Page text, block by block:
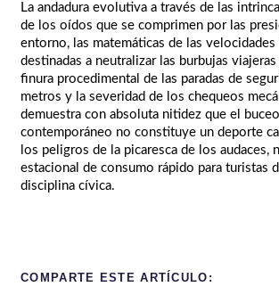
La andadura evolutiva a través de las
de los oídos que se comprimen por las
entorno, las matemáticas de las velocidades
destinadas a neutralizar las burbujas
finura procedimental de las paradas de
metros y la severidad de los chequeos
demuestra con absoluta nitidez que el
contemporáneo no constituye un deporte
los peligros de la picaresca de los audaces,
estacional de consumo rápido para turistas
disciplina cívica.
COMPARTE ESTE ARTÍCULO: